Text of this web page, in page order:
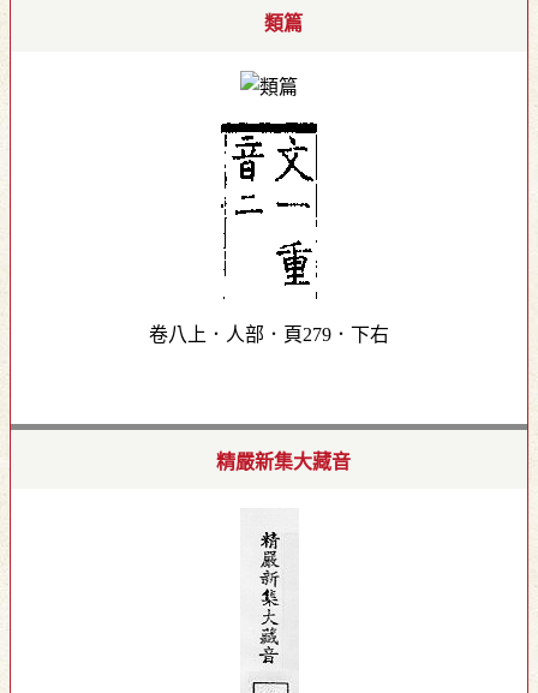
類篇
卷八上．人部．頁279．下右
精嚴新集大藏音